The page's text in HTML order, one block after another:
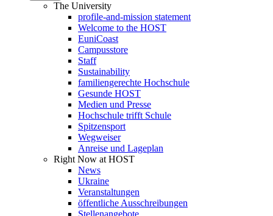
The University
profile-and-mission statement
Welcome to the HOST
EuniCoast
Campusstore
Staff
Sustainability
familiengerechte Hochschule
Gesunde HOST
Medien und Presse
Hochschule trifft Schule
Spitzensport
Wegweiser
Anreise und Lageplan
Right Now at HOST
News
Ukraine
Veranstaltungen
öffentliche Ausschreibungen